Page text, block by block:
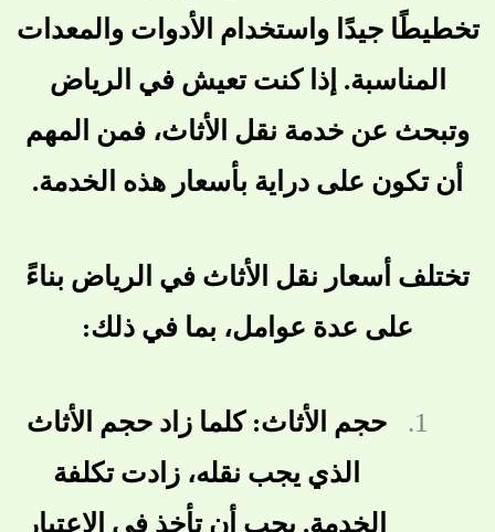
تخطيطًا جيدًا واستخدام الأدوات والمعدات
المناسبة. إذا كنت تعيش في الرياض
وتبحث عن خدمة نقل الأثاث، فمن المهم
أن تكون على دراية بأسعار هذه الخدمة.
تختلف أسعار نقل الأثاث في الرياض بناءً
على عدة عوامل، بما في ذلك:
حجم الأثاث: كلما زاد حجم الأثاث
الذي يجب نقله، زادت تكلفة
الخدمة. يجب أن تأخذ في الاعتبار